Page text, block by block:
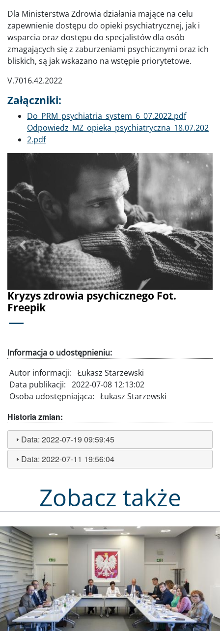
Dla Ministerstwa Zdrowia działania mające na celu
zapewnienie dostępu do opieki psychiatrycznej, jak i
wsparcia oraz dostępu do specjalistów dla osób
zmagających się z zaburzeniami psychicznymi oraz ich
bliskich, są jak wskazano na wstępie priorytetowe.
V.7016.42.2022
Załączniki:
Dokument
Do_PRM_psychiatria_system_6_07.2022.pdf
Dokument
Odpowiedz_MZ_opieka_psychiatryczna_18.07.202
2.pdf
Kryzys zdrowia psychicznego Fot.
Freepik
Poprzednie Dalej
Informacja o udostępnieniu:
Autor informacji: Łukasz Starzewski
Data publikacji: 2022-07-08 12:13:02
Osoba udostępniająca: Łukasz Starzewski
Historia zmian:
Data:2022-07-19 09:59:45
Data:2022-07-11 19:56:04
Zobacz także
Obraz